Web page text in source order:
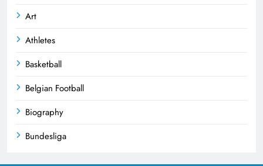
Art
Athletes
Basketball
Belgian Football
Biography
Bundesliga